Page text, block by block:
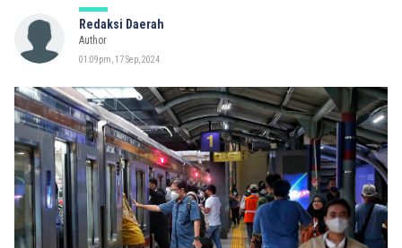
Redaksi Daerah
Author
01:09pm, 17 Sep, 2024